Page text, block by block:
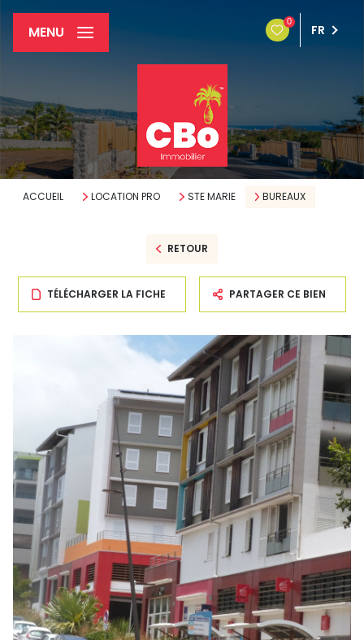
0
FR
MENU
ACCUEIL LOCATION PRO STE MARIE BUREAUX
RETOUR
TÉLÉCHARGER LA FICHE PARTAGER CE BIEN